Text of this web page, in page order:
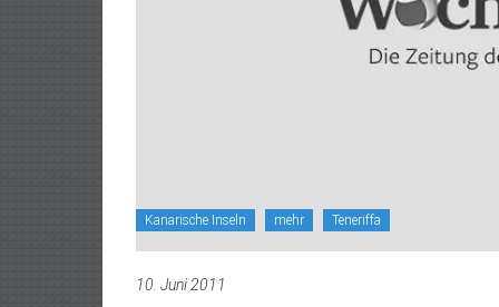
Kanarische Inseln mehr Teneriffa
10. Juni 2011